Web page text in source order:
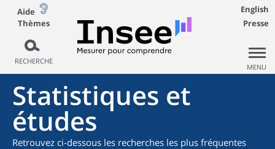
Aide
Thèmes
RECHERCHE
English
Presse
MENU
Statistiques et
études
Retrouvez ci-dessous les recherches les plus fréquentes